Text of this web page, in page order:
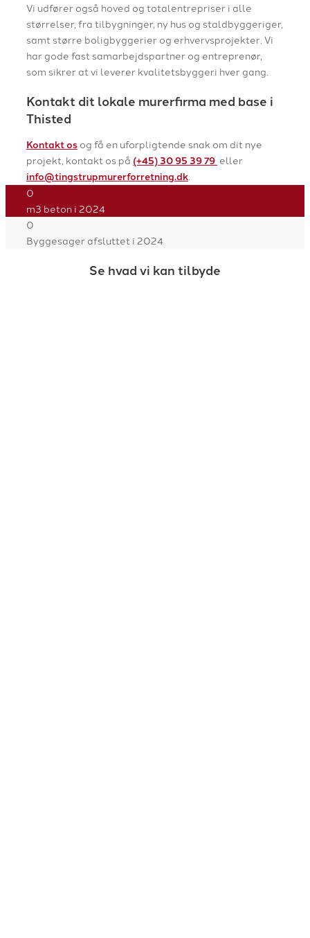
Vi udfører også hoved og totalentrepriser i alle
størrelser, fra tilbygninger, ny hus og staldbyggeriger,
samt større boligbyggerier og erhvervsprojekter. Vi
har gode fast samarbejdspartner og entreprenør,
som sikrer at vi leverer kvalitetsbyggeri hver gang.
Kontakt dit lokale murerfirma med base i
Thisted
Kontakt os og få en uforpligtende snak om dit nye
projekt, kontakt os på (+45) 30 95 39 79 eller
info@tingstrupmurerforretning.dk.
0
m3 beton i 2024
0
Byggesager afsluttet i 2024
Se hvad vi kan tilbyde